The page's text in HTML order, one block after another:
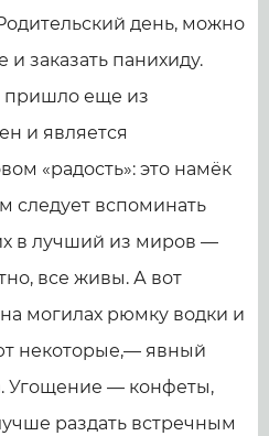
день, можно
и заказать панихиду.
пришло еще из
и является
«радость»: это намёк
следует вспоминать
в лучший из миров —
все живы. А вот
на могилах рюмку водки и
некоторые,— явный
Угощение — конфеты,
раздать встречным